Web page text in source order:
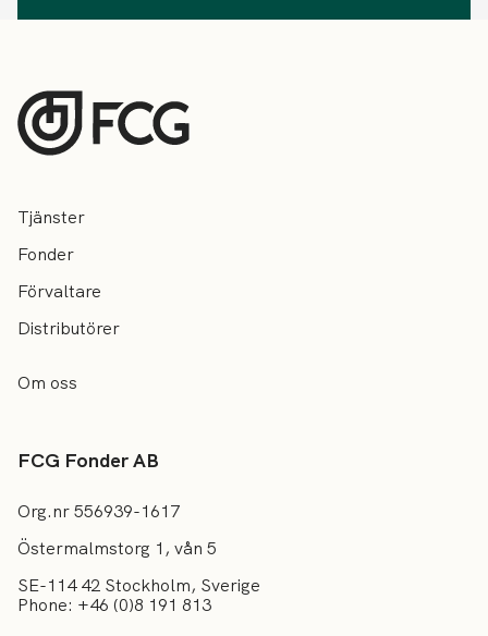
Tjänster
Fonder
Förvaltare
Distributörer
Om oss
FCG Fonder AB
Org.nr 556939-1617
Östermalmstorg 1, vån 5
SE-114 42 Stockholm, Sverige
Phone: +46 (0)8 191 813